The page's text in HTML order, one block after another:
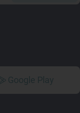
Google Play